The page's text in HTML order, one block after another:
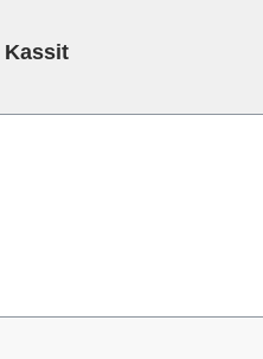
Kassit